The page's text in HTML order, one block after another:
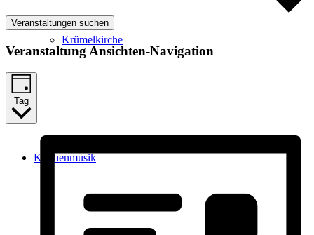
Krümelkirche
Kirchenmusik
Veranstaltungen suchen
Veranstaltung Ansichten-Navigation
Tag